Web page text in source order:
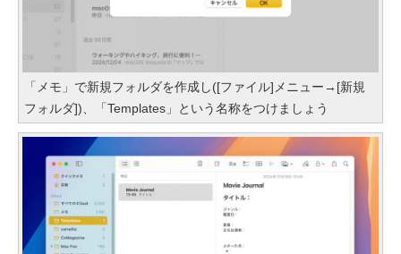
「メモ」で新規フォルダを作成し([ファイル]メニュー→[新規
フォルダ])、「Templates」という名称をつけましょう